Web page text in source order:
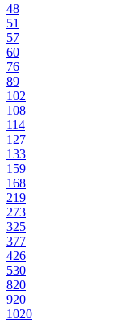
48
51
57
60
76
89
102
108
114
127
133
159
168
219
273
325
377
426
530
820
920
1020